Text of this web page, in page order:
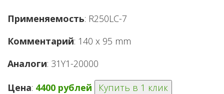
Применяемость: R250LC-7
Комментарий: 140 x 95 mm
Аналоги: 31Y1-20000
Цена: 4400 рублей Купить в 1 клик